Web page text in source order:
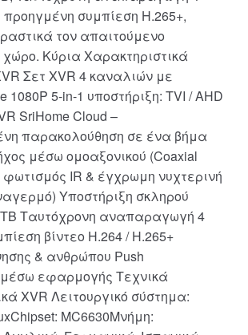
συμπίεση H.265+,
τον απαιτούμενο
χώρο. Κύρια Χαρακτηριστικά
Σετ XVR 4 καναλιών με
1080P 5-in-1 υποστήριξη: TVI / AHD
SriHome Cloud –
παρακολούθηση σε ένα βήμα
μέσω ομοαξονικού (Coaxial
IR & έγχρωμη νυχτερινή
Υποστήριξη σκληρού
Ταυτόχρονη αναπαραγωγή 4
βίντεο H.264 / H.265+
& ανθρώπου Push
μέσω εφαρμογής Τεχνικά
XVR Λειτουργικό σύστημα:
MC6630Μνήμη: